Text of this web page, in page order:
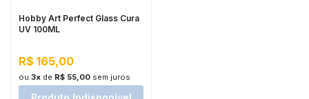
Hobby Art Perfect Glass Cura
UV 100ML
R$ 165,00
ou 3xde R$ 55,00 sem juros